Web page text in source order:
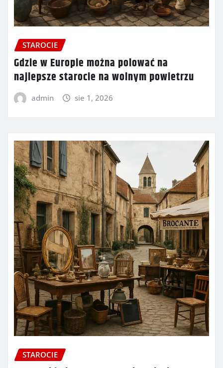
STAROCIE
Gdzie w Europie można polować na
najlepsze starocie na wolnym powietrzu
admin sie 1, 2026
STAROCIE